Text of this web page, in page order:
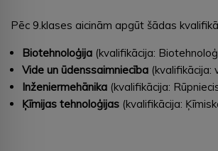
Pēc 9.klases aicinām apgūt šādas
Biotehnoloģija (kvalifikācija:
Vide un ūdenssaimniecība (kvalifikācija:
Inženiermehānika (kvalifikācija:
Ķīmijas tehnoloģijas (kvalifikācija: